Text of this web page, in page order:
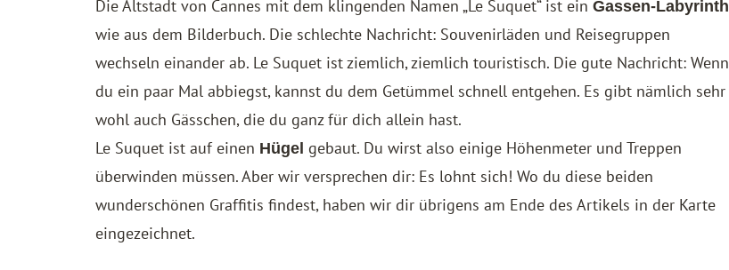
Die Altstadt von Cannes mit dem klingenden Namen „Le Suquet“ ist einGassen-Labyrinth
wie aus dem Bilderbuch. Die schlechte Nachricht: Souvenirläden und Reisegruppen
wechseln einander ab. Le Suquet ist ziemlich, ziemlich touristisch. Die gute Nachricht: Wenn
du ein paar Mal abbiegst, kannst du dem Getümmel schnell entgehen. Es gibt nämlich sehr
wohl auch Gässchen, die du ganz für dich allein hast.
Le Suquet ist auf einen Hügel gebaut. Du wirst also einige Höhenmeter und Treppen
überwinden müssen. Aber wir versprechen dir: Es lohnt sich! Wo du diese beiden
wunderschönen Graffitis findest, haben wir dir übrigens am Ende des Artikels in der Karte
eingezeichnet.